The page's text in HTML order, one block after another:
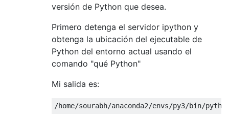
versión de Python que desea.
Primero detenga el servidor ipython y
obtenga la ubicación del ejecutable de
Python del entorno actual usando el
comando "qué Python"
Mi salida es:
/home/sourabh/anaconda2/envs/py3/bin/